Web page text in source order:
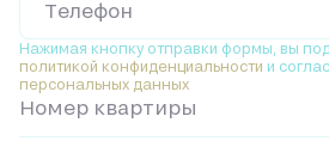
Нажимая кнопку отправки формы, вы
политикой конфиденциальности и
персональных данных
Номер квартиры